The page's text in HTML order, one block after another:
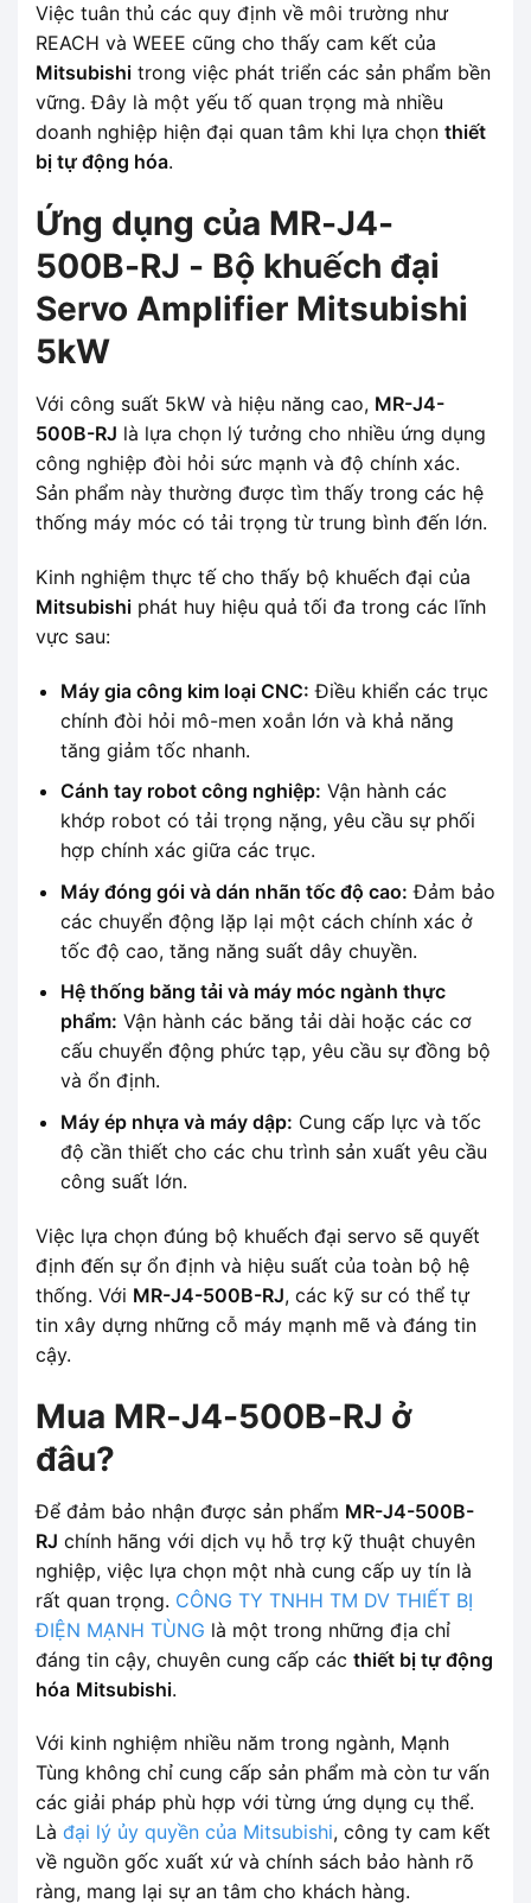
Việc tuân thủ các quy định về môi trường như
REACH và WEEE cũng cho thấy cam kết của
Mitsubishi trong việc phát triển các sản phẩm bền
vững. Đây là một yếu tố quan trọng mà nhiều
doanh nghiệp hiện đại quan tâm khi lựa chọn thiết
bị tự động hóa.
Ứng dụng của MR-J4-
500B-RJ - Bộ khuếch đại
Servo Amplifier Mitsubishi
5kW
Với công suất 5kW và hiệu năng cao, MR-J4-
500B-RJ là lựa chọn lý tưởng cho nhiều ứng dụng
công nghiệp đòi hỏi sức mạnh và độ chính xác.
Sản phẩm này thường được tìm thấy trong các hệ
thống máy móc có tải trọng từ trung bình đến lớn.
Kinh nghiệm thực tế cho thấy bộ khuếch đại của
Mitsubishi phát huy hiệu quả tối đa trong các lĩnh
vực sau:
Máy gia công kim loại CNC: Điều khiển các trục
chính đòi hỏi mô-men xoắn lớn và khả năng
tăng giảm tốc nhanh.
Cánh tay robot công nghiệp: Vận hành các
khớp robot có tải trọng nặng, yêu cầu sự phối
hợp chính xác giữa các trục.
Máy đóng gói và dán nhãn tốc độ cao: Đảm bảo
các chuyển động lặp lại một cách chính xác ở
tốc độ cao, tăng năng suất dây chuyền.
Hệ thống băng tải và máy móc ngành thực
phẩm: Vận hành các băng tải dài hoặc các cơ
cấu chuyển động phức tạp, yêu cầu sự đồng bộ
và ổn định.
Máy ép nhựa và máy dập: Cung cấp lực và tốc
độ cần thiết cho các chu trình sản xuất yêu cầu
công suất lớn.
Việc lựa chọn đúng bộ khuếch đại servo sẽ quyết
định đến sự ổn định và hiệu suất của toàn bộ hệ
thống. Với MR-J4-500B-RJ, các kỹ sư có thể tự
tin xây dựng những cỗ máy mạnh mẽ và đáng tin
cậy.
Mua MR-J4-500B-RJ ở
đâu?
Để đảm bảo nhận được sản phẩm MR-J4-500B-
RJ chính hãng với dịch vụ hỗ trợ kỹ thuật chuyên
nghiệp, việc lựa chọn một nhà cung cấp uy tín là
rất quan trọng. CÔNG TY TNHH TM DV THIẾT BỊ
ĐIỆN MẠNH TÙNG là một trong những địa chỉ
đáng tin cậy, chuyên cung cấp các thiết bị tự động
hóa Mitsubishi.
Với kinh nghiệm nhiều năm trong ngành, Mạnh
Tùng không chỉ cung cấp sản phẩm mà còn tư vấn
các giải pháp phù hợp với từng ứng dụng cụ thể.
Là đại lý ủy quyền của Mitsubishi, công ty cam kết
về nguồn gốc xuất xứ và chính sách bảo hành rõ
ràng, mang lại sự an tâm cho khách hàng.